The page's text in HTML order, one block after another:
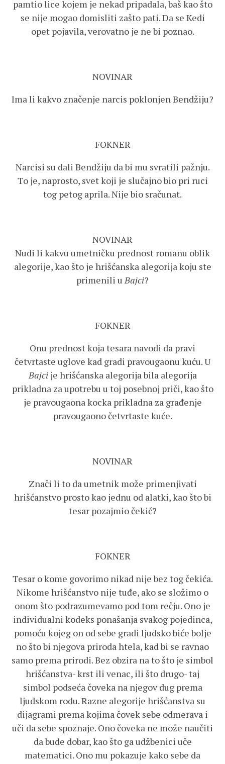
pamtio lice kojem je nekad pripadala, baš kao što
se nije mogao domisliti zašto pati. Da se Kedi
opet pojavila, verovatno je ne bi poznao.
NOVINAR
Ima li kakvo značenje narcis poklonjen Bendžiju?
FOKNER
Narcisi su dali Bendžiju da bi mu svratili pažnju.
To je, naprosto, svet koji je slučajno bio pri ruci
tog petog aprila. Nije bio sračunat.
NOVINAR
Nudi li kakvu umetničku prednost romanu oblik
alegorije, kao što je hrišćanska alegorija koju ste
primenili uBajci?
FOKNER
Onu prednost koja tesara navodi da pravi
četvrtaste uglove kad gradi pravougaonu kuću. U
Bajcije hrišćanska alegorija bila alegorija
prikladna za upotrebu u toj posebnoj priči, kao što
je pravougaona kocka prikladna za građenje
pravougaono četvrtaste kuće.
NOVINAR
Znači li to da umetnik može primenjivati
hrišćanstvo prosto kao jednu od alatki, kao što bi
tesar pozajmio čekić?
FOKNER
Tesar o kome govorimo nikad nije bez tog čekića.
Nikome hrišćanstvo nije tuđe, ako se složimo o
onom što podrazumevamo pod tom rečju. Ono je
individualni kodeks ponašanja svakog pojedinca,
pomoću kojeg on od sebe gradi ljudsko biće bolje
no što bi njegova priroda htela, kad bi se ravnao
samo prema prirodi. Bez obzira na to što je simbol
hrišćanstva- krst ili venac, ili što drugo- taj
simbol podseća čoveka na njegov dug prema
ljudskom rodu. Razne alegorije hrišćanstva su
dijagrami prema kojima čovek sebe odmerava i
uči da sebe spoznaje. Ono čoveka ne može naučiti
da bude dobar, kao što ga udžbenici uče
matematici. Ono mu pokazuje kako sebe da